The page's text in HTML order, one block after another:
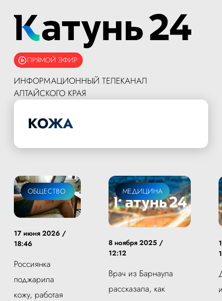
ПРЯМОЙ ЭФИР
ИНФОРМАЦИОННЫЙ ТЕЛЕКАНАЛ
АЛТАЙСКОГО КРАЯ
КОЖА
МЕДИЦИНА
ОБЩЕСТВО
17 июня 2026 /
18:46
Россиянка
поджарила
кожу, работая
МЕДИЦИНА
8 ноября 2025 /
12:12
Врач из Барнаула
рассказала, как